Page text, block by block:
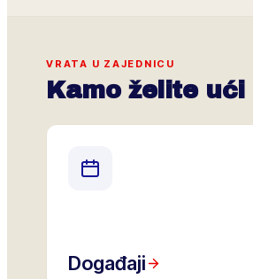
VRATA U ZAJEDNICU
Kamo želite ući
Događaji